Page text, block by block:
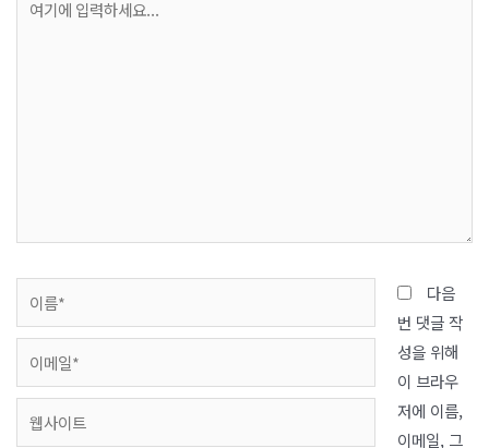
름
메
사
다음
번 댓글 작
성을 위해
이 브라우
저에 이름,
이메일, 그